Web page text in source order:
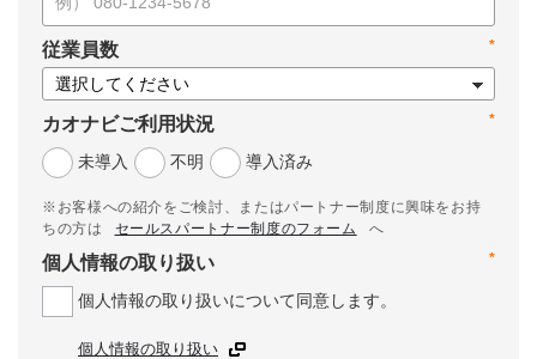
*
従業員数
*
カオナビご利用状況
未導入
不明 導入済み
※お客様への紹介をご検討、またはパートナー制度に興味をお持
ちの方は
セールスパートナー制度のフォーム
へ
*
個人情報の取り扱い
個人情報の取り扱いについて同意します。
個人情報の取り扱い